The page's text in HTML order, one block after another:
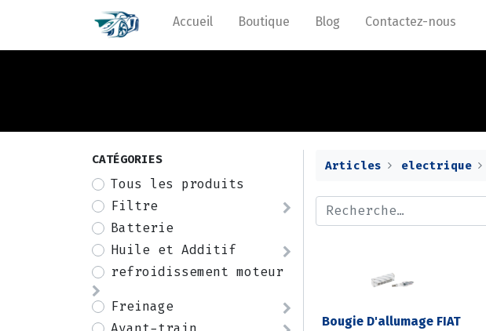
Accueil Boutique Blog Contactez-nous
CATÉGORIES
Tous les produits
Filtre
Batterie
Huile et Additif
refroidissement moteur
Freinage
Articles electrique
Bougie D'allumage FIAT